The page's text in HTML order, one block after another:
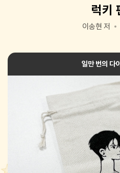
럭키
이송현 저
일만 번의 다